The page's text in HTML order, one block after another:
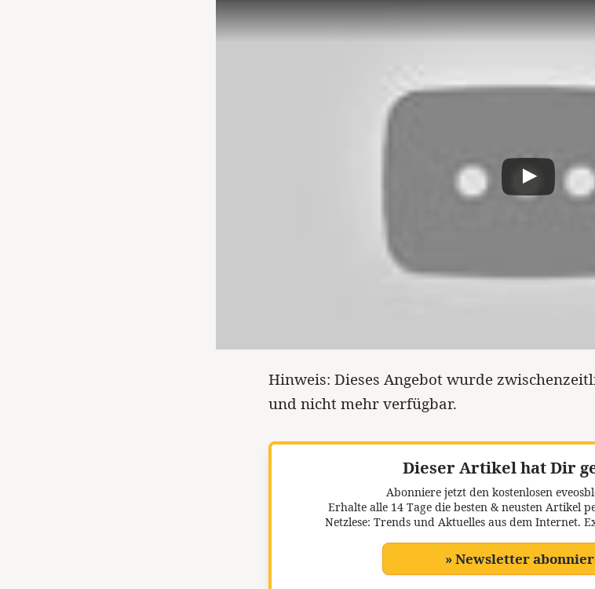
Hinweis: Dieses Angebot wurde
und nicht mehr verfügbar.
Dieser Artikel hat Dir
Abonniere jetzt den kostenlosen
Erhalte alle 14 Tage die besten & neusten Artikel
Netzlese: Trends und Aktuelles aus dem Internet.
» Newsletter